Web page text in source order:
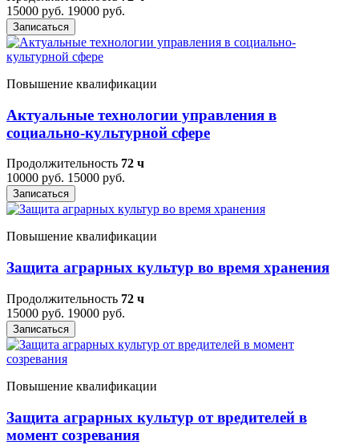
15000 руб. 19000 руб.
Записаться
Повышение квалификации
Актуальные технологии управления в
социально-культурной сфере
Продолжительность 72 ч
10000 руб. 15000 руб.
Записаться
Повышение квалификации
Защита аграрных культур во время хранения
Продолжительность 72 ч
15000 руб. 19000 руб.
Записаться
Повышение квалификации
Защита аграрных культур от вредителей в
момент созревания